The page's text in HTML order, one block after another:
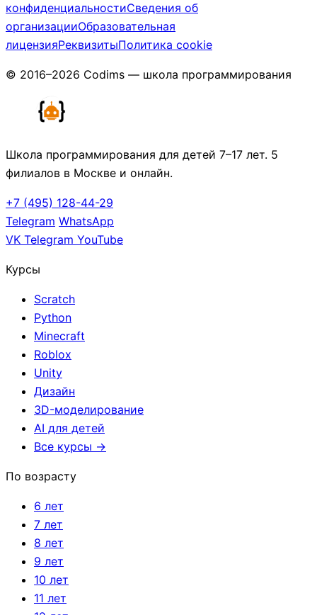
конфиденциальностиСведения об
организацииОбразовательная
лицензияРеквизитыПолитика cookie
© 2016–2026 Codims — школа программирования
Школа программирования для детей 7–17 лет. 5
филиалов в Москве и онлайн.
+7 (495) 128-44-29
Telegram WhatsApp
VK Telegram YouTube
Курсы
Scratch
Python
Minecraft
Roblox
Unity
Дизайн
3D-моделирование
AI для детей
Все курсы →
По возрасту
6 лет
7 лет
8 лет
9 лет
10 лет
11 лет